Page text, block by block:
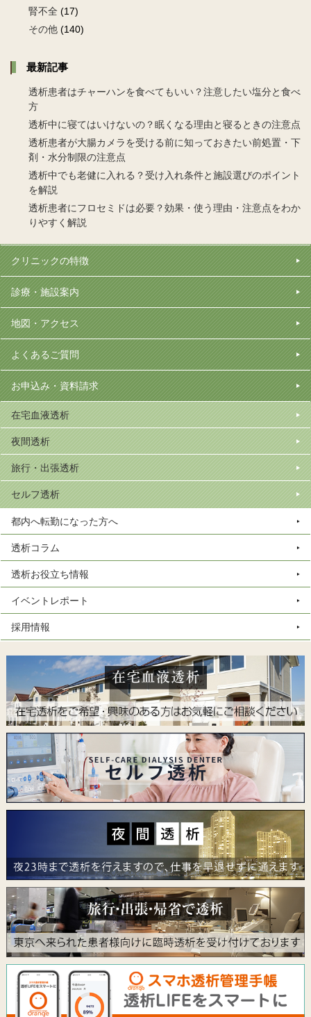
腎不全 (17)
その他 (140)
最新記事
透析患者はチャーハンを食べてもいい？注意したい塩分と食べ
方
透析中に寝てはいけないの？眠くなる理由と寝るときの注意点
透析患者が大腸カメラを受ける前に知っておきたい前処置・下
剤・水分制限の注意点
透析中でも老健に入れる？受け入れ条件と施設選びのポイント
を解説
透析患者にフロセミドは必要？効果・使う理由・注意点をわか
りやすく解説
クリニックの特徴
診療・施設案内
地図・アクセス
よくあるご質問
お申込み・資料請求
在宅血液透析
夜間透析
旅行・出張透析
セルフ透析
都内へ転勤になった方へ
透析コラム
透析お役立ち情報
イベントレポート
採用情報